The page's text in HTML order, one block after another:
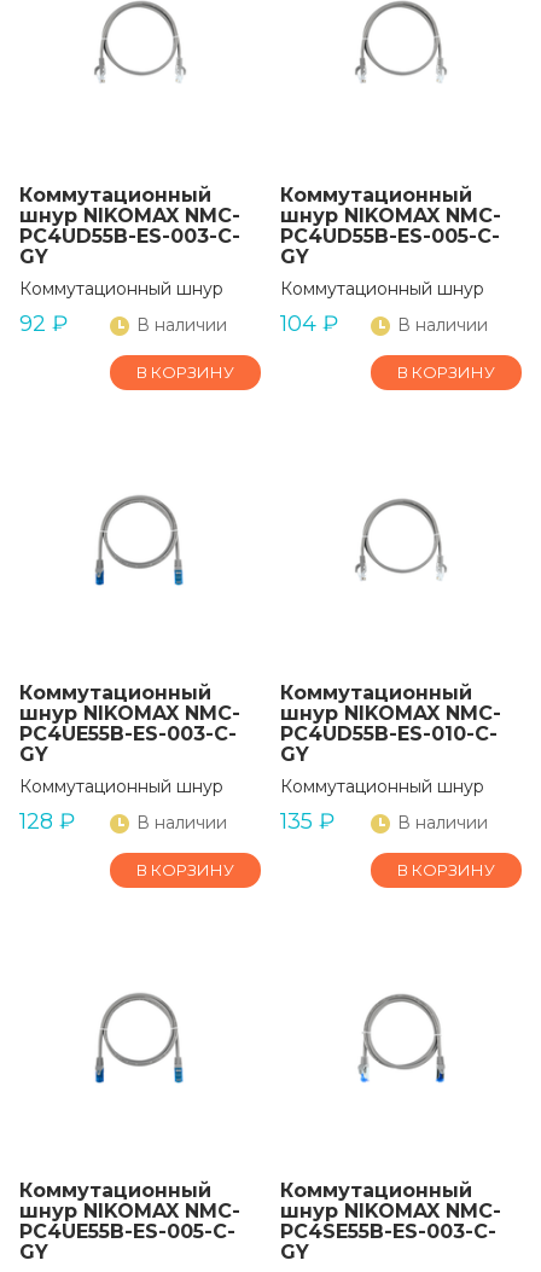
Коммутационный
шнур NIKOMAX NMC-
PC4UD55B-ES-003-C-
GY
Коммутационный шнур
92 ₽ В наличии
В КОРЗИНУ
Коммутационный
шнур NIKOMAX NMC-
PC4UD55B-ES-005-C-
GY
Коммутационный шнур
104 ₽ В наличии
В КОРЗИНУ
Коммутационный
шнур NIKOMAX NMC-
PC4UE55B-ES-003-C-
GY
Коммутационный шнур
128 ₽ В наличии
В КОРЗИНУ
Коммутационный
шнур NIKOMAX NMC-
PC4UD55B-ES-010-C-
GY
Коммутационный шнур
135 ₽ В наличии
В КОРЗИНУ
Коммутационный
шнур NIKOMAX NMC-
PC4UE55B-ES-005-C-
GY
Коммутационный
шнур NIKOMAX NMC-
PC4SE55B-ES-003-C-
GY